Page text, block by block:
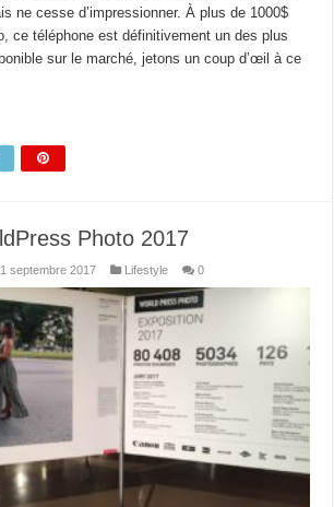
ne cesse d’impressionner. À plus de 1000$
ce téléphone est définitivement un des plus
sur le marché, jetons un coup d’œil à ce
Photo 2017
septembre 2017 Lifestyle 0